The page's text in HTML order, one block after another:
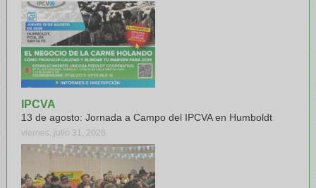
IPCVA
13 de agosto: Jornada a Campo del IPCVA en Humboldt
viernes, julio 31, 2026